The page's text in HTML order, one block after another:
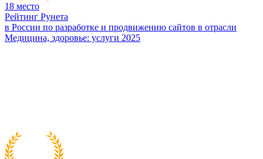
18 место
Рейтинг Рунета
в России по разработке и продвижению сайтов в отрасли
Медицина, здоровье: услуги 2025